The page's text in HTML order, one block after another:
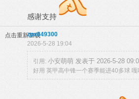
感谢支持
点击重新加载zpx849300
2026-5-28 19:04
引用: 小安萌萌 发表于 2026-5-28
好用 英甲高中锋一个赛季能进40多球 嘎